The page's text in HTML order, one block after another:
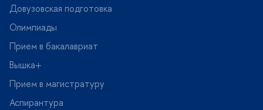
Довузовская подготовка
Олимпиады
Прием в бакалавриат
ышка+
Прием в магистратуру
Аспирантура